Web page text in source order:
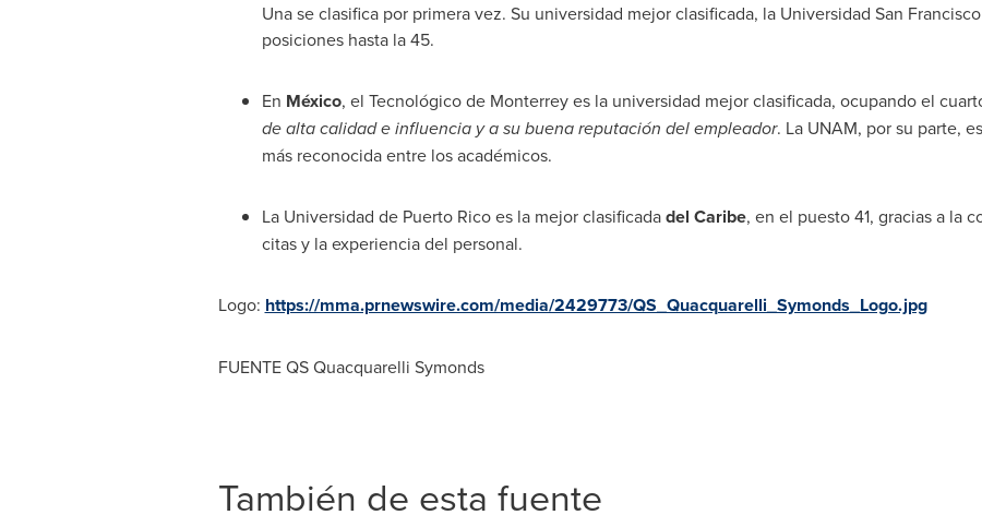
Una se clasifica por primera vez. Su universidad mejor clasificada, la Universidad San
posiciones hasta la 45.
En México, el Tecnológico de Monterrey es la universidad mejor clasificada, ocupando el
de alta calidad e influencia y a su buenareputación del empleador. La UNAM, por su parte,
más reconocida entre los académicos.
La Universidad de Puerto Ricoes la mejor clasificadadel Caribe, en el puesto 41, gracias a la
citas y la experiencia del personal.
Logo: https://mma.prnewswire.com/media/2429773/QS_Quacquarelli_Symonds_Logo.jpg
FUENTE QS Quacquarelli Symonds
También de esta fuente